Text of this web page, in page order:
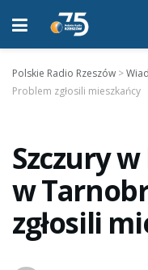
Polskie Radio Rzeszów >
Problem zgłosili mieszkańcy
Szczury
w
zgłosili